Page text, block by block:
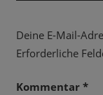
Deine E-Mail-
Erforderliche
Kommentar *